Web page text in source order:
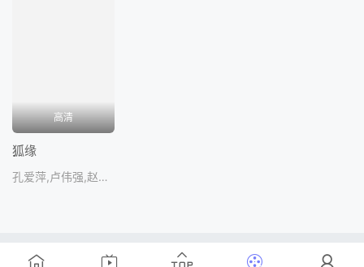
高清
狐缘
孔爱萍,卢伟强,赵敏杰,左翎,朱承涛
www.